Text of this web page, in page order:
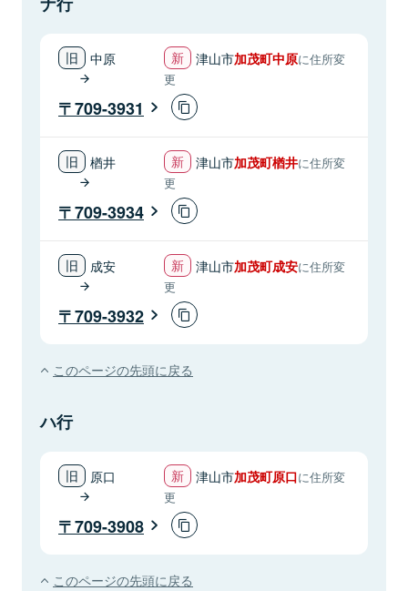
中原 津山市加茂町中原に住所変
更
709-3931
楢井 津山市加茂町楢井に住所変
更
709-3934
成安 津山市加茂町成安に住所変
更
709-3932
このページの先頭に戻る
ハ行
原口 津山市加茂町原口に住所変
更
709-3908
このページの先頭に戻る